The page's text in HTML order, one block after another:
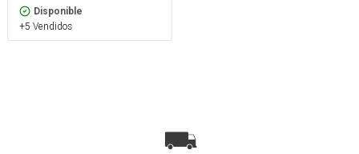
Disponible
+5 Vendidos